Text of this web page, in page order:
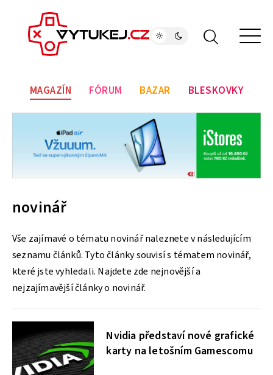
MAGAZÍN FÓRUM BAZAR BLESKOVKY
novinář
Vše zajímavé o tématu novinář naleznete v následujícím
seznamu článků. Tyto články souvisí s tématem novinář,
které jste vyhledali. Najdete zde nejnovější a
nejzajímavější články o novinář.
Nvidia představí nové grafické
karty na letošním Gamescomu